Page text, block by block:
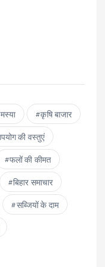
कृषि बाजार
की वस्तुएं
फलों की कीमत
बिहार समाचार
सब्जियों के दाम